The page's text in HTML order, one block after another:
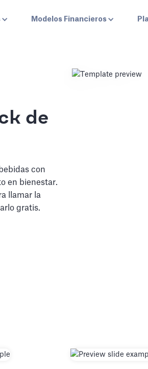
Modelos Financieros
de
con
en bienestar.
llamar la
gratis.